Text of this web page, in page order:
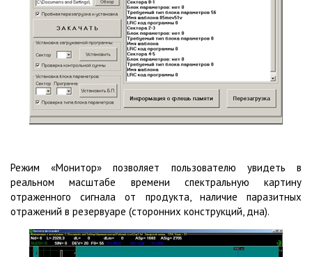
Режим «Монитор» позволяет пользователю увидеть в
реальном масштабе времени спектральную картину
отраженного сигнала от продукта, наличие паразитных
отражений в резервуаре (сторонних конструкций, дна).